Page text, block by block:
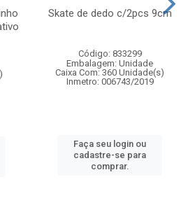
Skate de dedo c/2pcs 9cm
Código: 833299
Embalagem: Unidade
Caixa Com: 360 Unidade(s)
Inmetro: 006743/2019
Faça seu login ou
cadastre-se para
comprar.